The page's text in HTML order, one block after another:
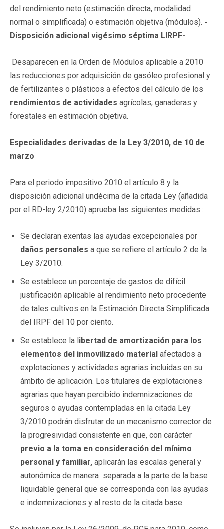
del rendimiento neto (estimación directa, modalidad
normal o simplificada) o estimación objetiva (módulos). -
Disposición adicional vigésimo séptima LIRPF-
Desaparecen en la Orden de Módulos aplicable a 2010
las reducciones por adquisición de gasóleo profesional y
de fertilizantes o plásticos a efectos del cálculo de los
rendimientos de actividades agrícolas, ganaderas y
forestales en estimación objetiva.
Especialidades derivadas de la Ley 3/2010, de 10 de
marzo
Para el periodo impositivo 2010 el artículo 8 y la
disposición adicional undécima de la citada Ley (añadida
por el RD-ley 2/2010) aprueba las siguientes medidas :
Se declaran exentas las ayudas excepcionales por
daños personales a que se refiere el artículo 2 de la
Ley 3/2010.
Se establece un porcentaje de gastos de difícil
justificación aplicable al rendimiento neto procedente
de tales cultivos en la Estimación Directa Simplificada
del IRPF del 10 por ciento.
Se establece la libertad de amortización para los
elementos del inmovilizado material afectados a
explotaciones y actividades agrarias incluidas en su
ámbito de aplicación. Los titulares de explotaciones
agrarias que hayan percibido indemnizaciones de
seguros o ayudas contempladas en la citada Ley
3/2010 podrán disfrutar de un mecanismo corrector de
la progresividad consistente en que, con carácter
previo a la toma en consideración del mínimo
personal y familiar, aplicarán las escalas general y
autonómica de manera separada a la parte de la base
liquidable general que se corresponda con las ayudas
e indemnizaciones y al resto de la citada base.